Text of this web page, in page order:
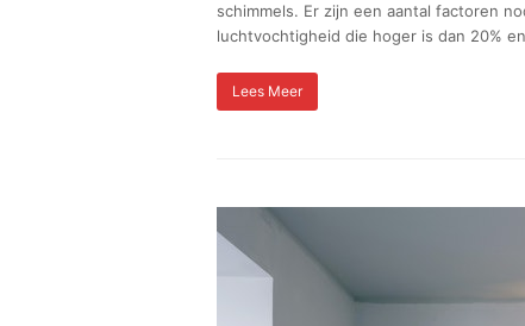
schimmels. Er zijn een aantal factoren
luchtvochtigheid die hoger is dan 20%
Lees Meer